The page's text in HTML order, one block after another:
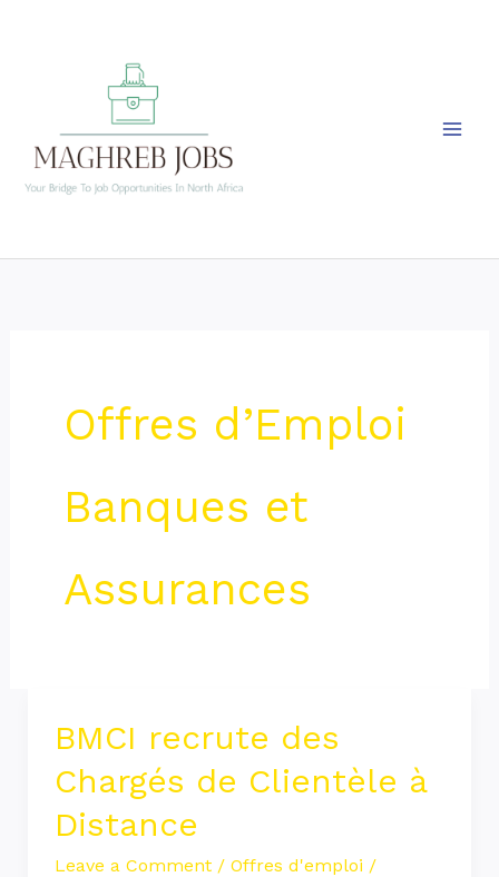
Offres d’Emploi
Banques et
Assurances
BMCI recrute des
Chargés de Clientèle à
Distance
Leave a Comment / Offres d'emploi /
BMCI
des
Chargés
de